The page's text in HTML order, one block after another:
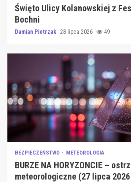
Święto Ulicy Kolanowskiej z
Bochni
Damian Pietrzak 28 lipca 2026 49
BEZPIECZEŃSTWO METEOROLOGIA
BURZE NA HORYZONCIE –
meteorologiczne (27 lipca